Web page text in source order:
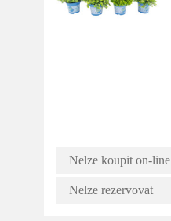
Nelze koupit on-line
Nelze rezervovat